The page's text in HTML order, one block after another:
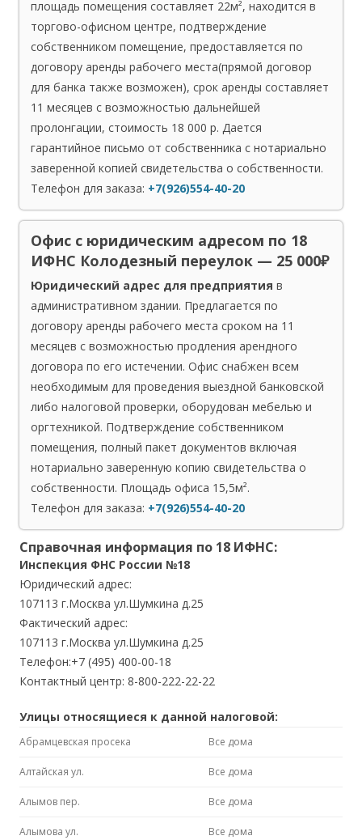
площадь помещения составляет 22м², находится в
торгово-офисном центре, подтверждение
собственником помещение, предоставляется по
договору аренды рабочего места(прямой договор
для банка также возможен), срок аренды составляет
11 месяцев с возможностью дальнейшей
пролонгации, стоимость 18 000 р. Дается
гарантийное письмо от собственника с нотариально
заверенной копией свидетельства о собственности.
Телефон для заказа: +7(926)554-40-20
Офис с юридическим адресом по 18
ИФНС Колодезный переулок — 25 000₽
Юридический адрес для предприятия в
административном здании. Предлагается по
договору аренды рабочего места сроком на 11
месяцев с возможностью продления арендного
договора по его истечении. Офис снабжен всем
необходимым для проведения выездной банковской
либо налоговой проверки, оборудован мебелью и
оргтехникой. Подтверждение собственником
помещения, полный пакет документов включая
нотариально заверенную копию свидетельства о
собственности. Площадь офиса 15,5м².
Телефон для заказа: +7(926)554-40-20
Справочная информация по 18 ИФНС:
Инспекция ФНС России №18
Юридический адрес:
107113 г.Москва ул.Шумкина д.25
Фактический адрес:
107113 г.Москва ул.Шумкина д.25
Телефон:+7 (495) 400-00-18
Контактный центр: 8-800-222-22-22
Улицы относящиеся к данной налоговой:
Абрамцевская просека Все дома
Алтайская ул. Все дома
Алымов пер. Все дома
Алымова ул. Все дома